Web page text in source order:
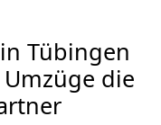
Tübingen
die